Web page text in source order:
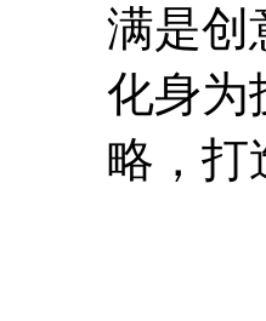
满是创
化身为
略，打